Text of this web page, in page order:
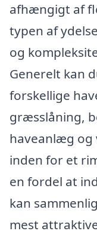
afhængigt af
typen af
og
Generelt kan
forskellige
græsslåning,
haveanlæg og
inden for et
en fordel at
kan
mest